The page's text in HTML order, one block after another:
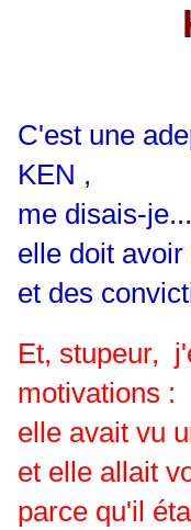
C'est une
KEN ,
me disais-je...
elle doit
et des
Et, stupeur,
motivations :
elle avait vu
et elle allait
parce qu'il